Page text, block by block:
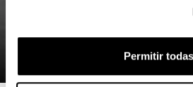
Permitir todas